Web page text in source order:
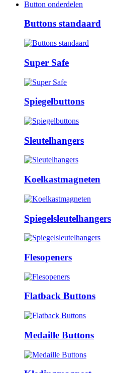
Button onderdelen
Buttons standaard
Super Safe
Spiegelbuttons
Sleutelhangers
Koelkastmagneten
Spiegelsleutelhangers
Flesopeners
Flatback Buttons
Medaille Buttons